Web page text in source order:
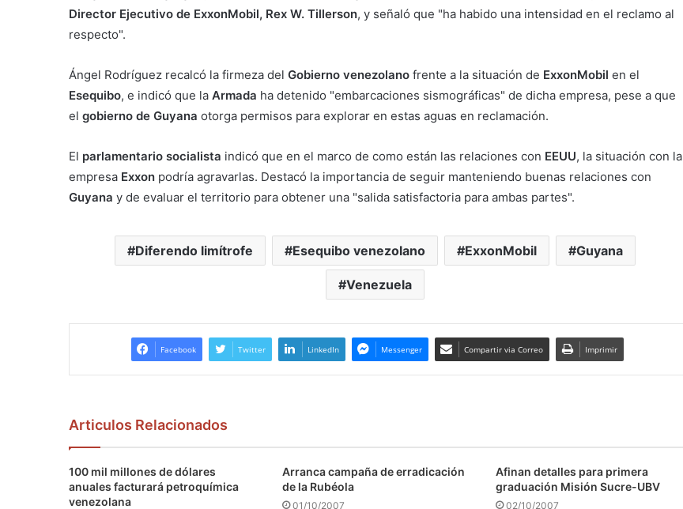
Director Ejecutivo de ExxonMobil, Rex W. Tillerson, y señaló que "ha habido una intensidad en el reclamo al
respecto".
Ángel Rodríguez recalcó la firmeza del Gobierno venezolano frente a la situación de ExxonMobil en el
Esequibo, e indicó que la Armada ha detenido "embarcaciones sismográficas" de dicha empresa, pese a que
el gobierno de Guyana otorga permisos para explorar en estas aguas en reclamación.
El parlamentario socialista indicó que en el marco de como están las relaciones con EEUU, la situación con la
empresa Exxon podría agravarlas. Destacó la importancia de seguir manteniendo buenas relaciones con
Guyana y de evaluar el territorio para obtener una "salida satisfactoria para ambas partes".
Diferendo limítrofe Esequibo venezolano ExxonMobil Guyana
Venezuela
Facebook Twitter LinkedIn Messenger Compartir via Correo Imprimir
Articulos Relacionados
100 mil millones de dólares
anuales facturará petroquímica
venezolana
Arranca campaña de erradicación
de la Rubéola
01/10/2007
Afinan detalles para primera
graduación Misión Sucre-UBV
02/10/2007